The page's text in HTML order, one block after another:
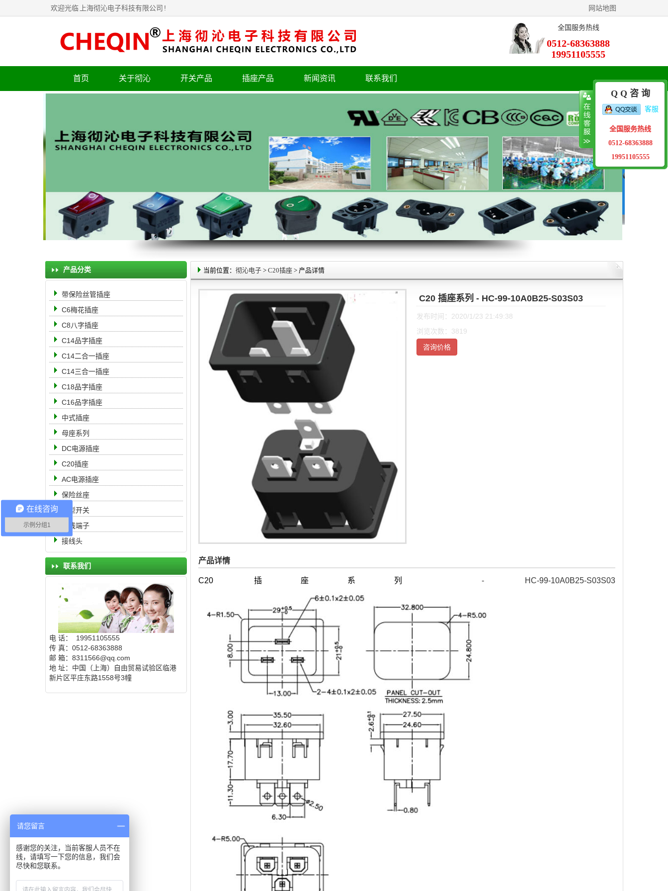
欢迎光临 上海彻沁电子科技有限公司 ! 网站地图
全国服务热线
0512-68363888
19951105555
首页 关于彻沁 开关产品 插座产品 新闻资讯 联系我们
产品分类
带保险丝管插座
C6梅花插座
C8八字插座
C14品字插座
C14二合一插座
C14三合一插座
C18品字插座
C16品字插座
中式插座
母座系列
DC电源插座
C20插座
AC电源插座
保险丝座
船型开关
接线端子
接线头
联系我们
电 话： 19951105555
传 真：0512-68363888
邮 箱：8311566@qq.com
地 址：中国（上海）自由贸易试验区临港
新片区平庄东路1558号3幢
当前位置： 彻沁电子 > C20插座 > 产品详情
C20 插座系列 - HC-99-10A0B25-S03S03
发布时间：2020/1/23 21:49:38
浏览次数：3819
咨询价格
产品详情
C20 插座系列 - HC-99-10A0B25-S03S03
Q Q 咨 询
客服
全国服务热线
0512-68363888
19951105555
在线咨询
示例分组1
请您留言
感谢您的关注，当前客服人员不在
线，请填写一下您的信息，我们会
尽快和您联系。